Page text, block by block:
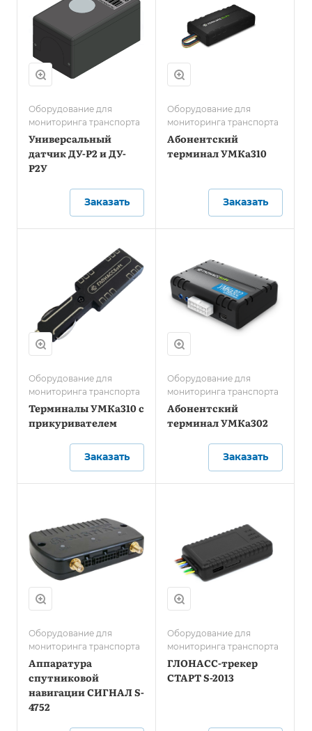
Оборудование для
мониторинга транспорта
Универсальный
датчик ДУ-Р2 и ДУ-
Р2У
Заказать
Оборудование для
мониторинга транспорта
Абонентский
терминал УМКа310
Заказать
Оборудование для
мониторинга транспорта
Терминалы УМКа310 c
прикуривателем
Заказать
Оборудование для
мониторинга транспорта
Абонентский
терминал УМКа302
Заказать
Оборудование для
мониторинга транспорта
Аппаратура
спутниковой
навигации СИГНАЛ S-
4752
Оборудование для
мониторинга транспорта
ГЛОНАСС-трекер
СТАРТ S-2013